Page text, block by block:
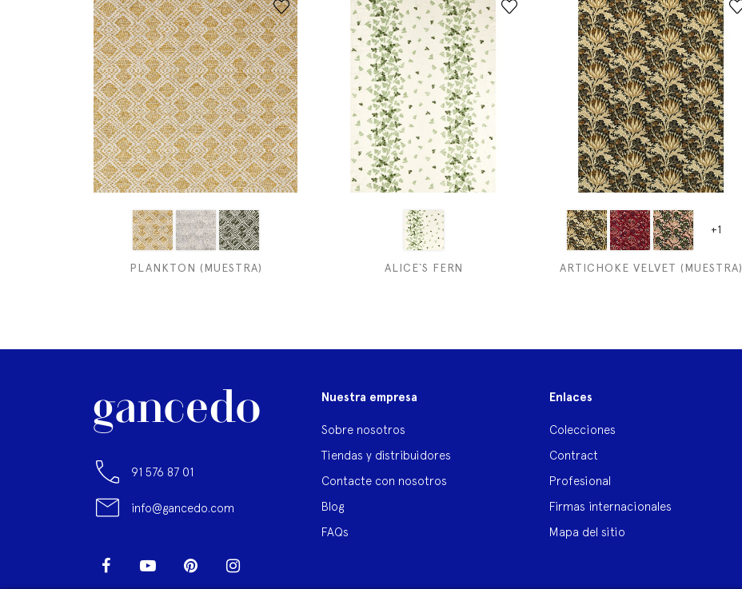
PLANKTON (MUESTRA) ALICE`S FERN
+1
ARTICHOKE VELVET (MUESTRA)
91 576 87 01
info@gancedo.com
Facebook YouTube Pinterest
Nuestra empresa
Sobre nosotros
Tiendas y distribuidores
Contacte con nosotros
Blog
FAQs
Enlaces
Colecciones
Contract
Profesional
Firmas internacionales
Mapa del sitio